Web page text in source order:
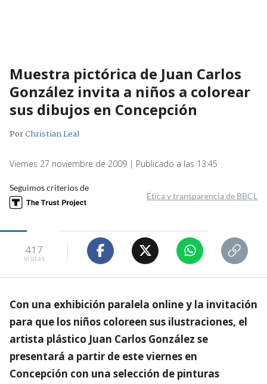
Muestra pictórica de Juan Carlos
González invita a niños a colorear
sus dibujos en Concepción
PorChristian Leal
Viernes 27 noviembre de 2009 | Publicado a las 13:45
Seguimos criterios de
Ética y transparencia de BBCL
417
visitas
Con una exhibición paralela online y la invitación
para que los niños coloreen sus ilustraciones, el
artista plástico Juan Carlos González se
presentará a partir de este viernes en
Concepción con una selección de pinturas